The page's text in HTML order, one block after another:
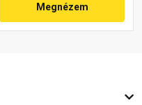
Megnézem